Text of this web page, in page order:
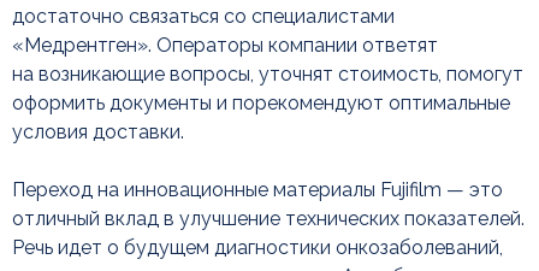
достаточно связаться со специалистами
«Медрентген». Операторы компании ответят
на возникающие вопросы, уточнят стоимость, помогут
оформить документы и порекомендуют оптимальные
условия доставки.
Переход на инновационные материалы Fujifilm — это
отличный вклад в улучшение технических показателей.
Речь идет о будущем диагностики онкозаболеваний,